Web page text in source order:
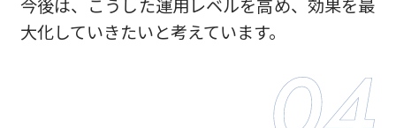
今後は、こうした運用レベルを高め、効果を最
大化していきたいと考えています。